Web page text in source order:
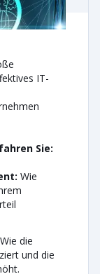
IT-
Sie:
Wie
Wie die
und die